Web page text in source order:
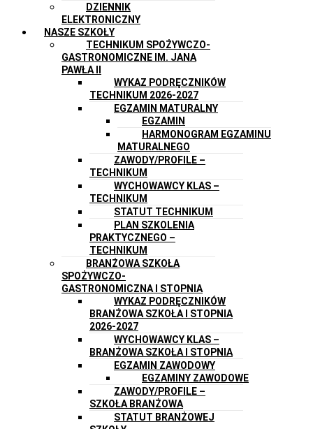
DZIENNIK
ELEKTRONICZNY
NASZE SZKOŁY
TECHNIKUM SPOŻYWCZO-
GASTRONOMICZNE IM. JANA
PAWŁA II
WYKAZ PODRĘCZNIKÓW
TECHNIKUM 2026-2027
EGZAMIN MATURALNY
EGZAMIN
HARMONOGRAM EGZAMINU
MATURALNEGO
ZAWODY/PROFILE –
TECHNIKUM
WYCHOWAWCY KLAS –
TECHNIKUM
STATUT TECHNIKUM
PLAN SZKOLENIA
PRAKTYCZNEGO –
TECHNIKUM
BRANŻOWA SZKOŁA
SPOŻYWCZO-
GASTRONOMICZNA I STOPNIA
WYKAZ PODRĘCZNIKÓW
BRANŻOWA SZKOŁA I STOPNIA
2026-2027
WYCHOWAWCY KLAS –
BRANŻOWA SZKOŁA I STOPNIA
EGZAMIN ZAWODOWY
EGZAMINY ZAWODOWE
ZAWODY/PROFILE –
SZKOŁA BRANŻOWA
STATUT BRANŻOWEJ